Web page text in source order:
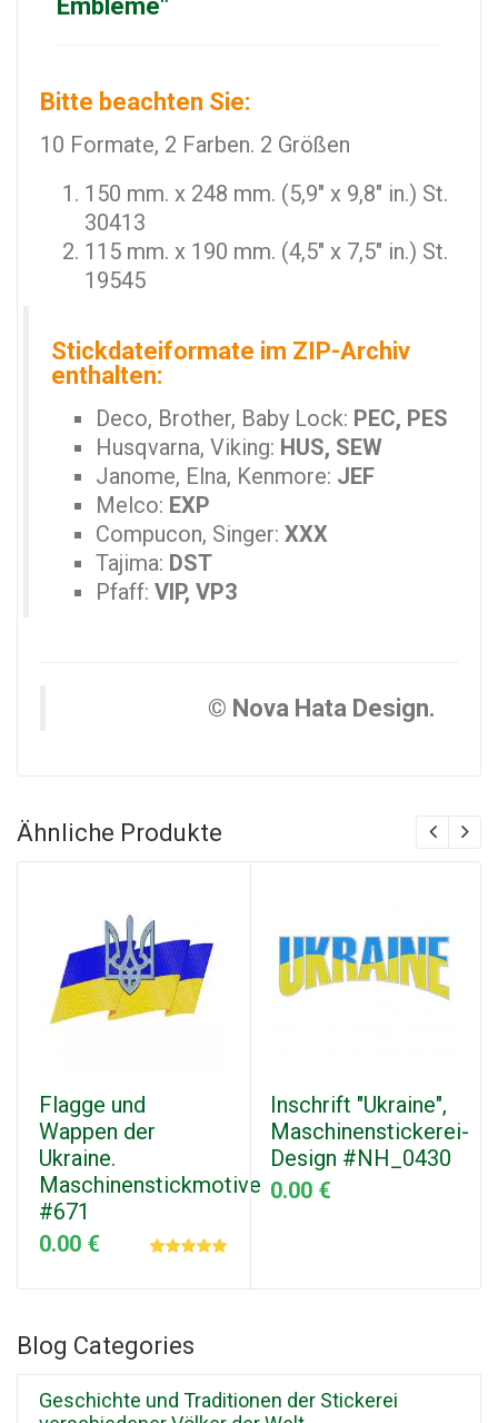
Embleme"
Bitte beachten Sie:
10 Formate, 2 Farben. 2 Größen
150 mm. x 248 mm. (5,9" x 9,8" in.) St.
30413
115 mm. x 190 mm. (4,5" x 7,5" in.) St.
19545
Stickdateiformate im ZIP-Archiv
enthalten:
Deco, Brother, Baby Lock: PEC, PES
Husqvarna, Viking: HUS, SEW
Janome, Elna, Kenmore: JEF
Melco: EXP
Compucon, Singer: XXX
Tajima: DST
Pfaff: VIP, VP3
© Nova Hata Design.
Ähnliche Produkte
Flagge und
Wappen der
Ukraine.
Maschinenstickmotive
#671
0.00 €
Inschrift "Ukraine",
Maschinenstickerei-
Design #NH_0430
0.00 €
Blog Categories
Geschichte und Traditionen der Stickerei